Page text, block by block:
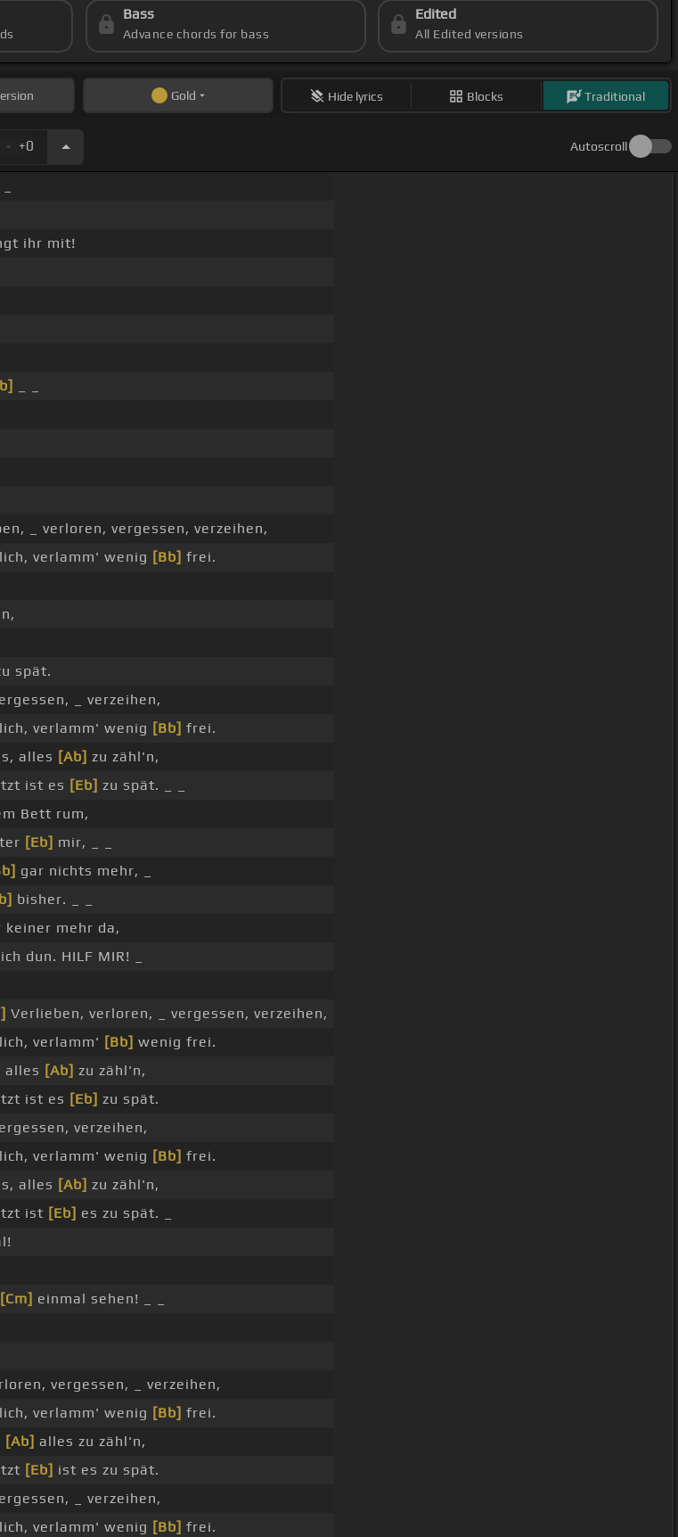
Bass
Advance chords for bass
Edited
All Edited versions
Gold Hide lyrics Blocks Traditional
. +0 Autoscroll
ihr mit!
_ verloren, vergessen, verzeihen,
verlamm' wenig [Bb] frei.
spät.
_ verzeihen,
verlamm' wenig [Bb] frei.
alles [Ab] zu zähl'n,
ist es [Eb] zu spät. _ _
Bett rum,
[Eb] mir, _ _
gar nichts mehr, _
bisher. _ _
mehr da,
dun. HILF MIR! _
Verlieben, verloren, _ vergessen, verzeihen,
verlamm' [Bb] wenig frei.
alles [Ab] zu zähl'n,
ist es [Eb] zu spät.
verzeihen,
verlamm' wenig [Bb] frei.
alles [Ab] zu zähl'n,
ist [Eb] es zu spät. _
[Cm] einmal sehen! _ _
vergessen, _ verzeihen,
verlamm' wenig [Bb] frei.
[Ab] alles zu zähl'n,
[Eb] ist es zu spät.
_ verzeihen,
verlamm' wenig [Bb] frei.